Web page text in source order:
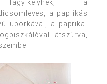
fagyikelyhek, a
a paprikás
uborkával, a paprika-
átszúrva,